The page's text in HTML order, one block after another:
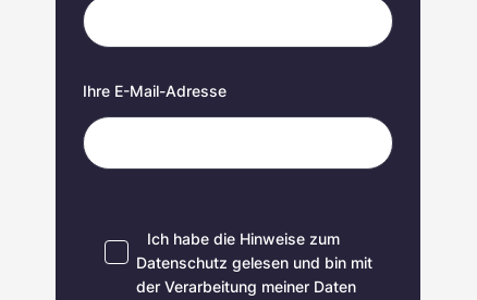
Ihre E-Mail-Adresse
Ich habe die Hinweise zum
Datenschutz gelesen und bin mit
der Verarbeitung meiner Daten